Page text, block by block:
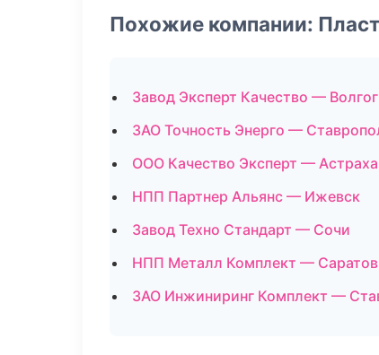
Похожие компании:
Завод Эксперт Качество —
ЗАО Точность Энерго —
ООО Качество Эксперт —
НПП Партнер Альянс — Ижевск
Завод Техно Стандарт — Сочи
НПП Металл Комплект — Саратов
ЗАО Инжиниринг Комплект —